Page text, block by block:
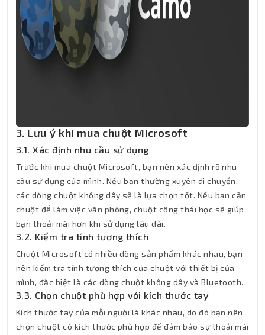
3. Lưu ý khi mua chuột Microsoft
3.1. Xác định nhu cầu sử dụng
Trước khi mua chuột Microsoft, bạn nên xác định rõ nhu
cầu sử dụng của mình. Nếu bạn thường xuyên di chuyển,
các dòng chuột không dây sẽ là lựa chọn tốt. Nếu bạn cần
chuột để làm việc văn phòng, chuột công thái học sẽ giúp
bạn thoải mái hơn khi sử dụng lâu dài.
3.2. Kiểm tra tính tương thích
Chuột Microsoft có nhiều dòng sản phẩm khác nhau, bạn
nên kiểm tra tính tương thích của chuột với thiết bị của
mình, đặc biệt là các dòng chuột không dây và Bluetooth.
3.3. Chọn chuột phù hợp với kích thước tay
Kích thước tay của mỗi người là khác nhau, do đó bạn nên
chọn chuột có kích thước phù hợp để đảm bảo sự thoải mái